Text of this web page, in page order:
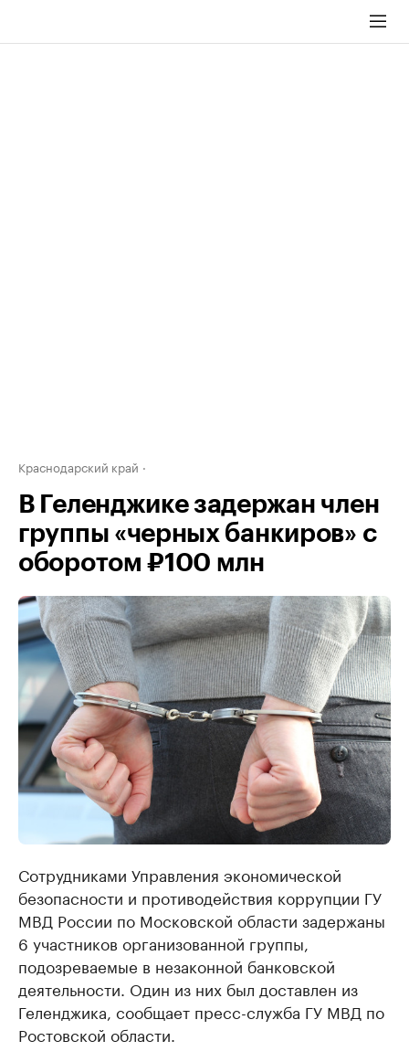
Краснодарский край
В Геленджике задержан член
группы «черных банкиров» с
оборотом ₽100 млн
Сотрудниками Управления экономической
безопасности и противодействия коррупции ГУ
МВД России по Московской области задержаны
6 участников организованной группы,
подозреваемые в незаконной банковской
деятельности. Один из них был доставлен из
Геленджика, сообщает пресс-служба ГУ МВД по
Ростовской области.